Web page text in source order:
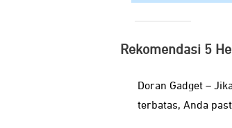
Rekomendasi 5
Doran Gadget –
terbatas, Anda